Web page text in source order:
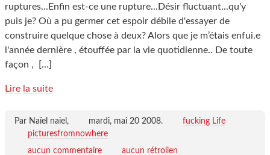
ruptures...Enfin est-ce une rupture...Désir fluctuant...qu'y
puis je? Où a pu germer cet espoir débile d'essayer de
construire quelque chose à deux? Alors que je m’étais enfui.e
l'année dernière , étouffée par la vie quotidienne.. De toute
façon ,
[…]
Lire la suite
Par Naïel naiel, mardi, mai 20 2008.
fucking Life
picturesfromnowhere
aucun commentaire
aucun rétrolien